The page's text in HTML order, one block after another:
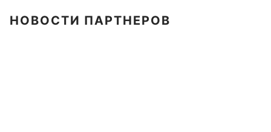
НОВОСТИ ПАРТНЕРОВ